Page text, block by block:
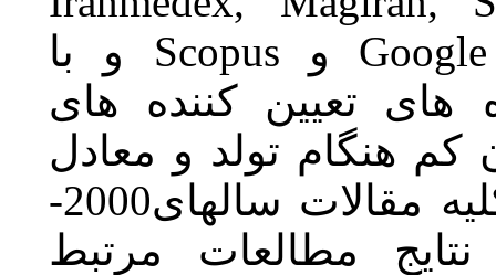
و با
کننده های
و معادل
انگلیسی آنها از بین کلیه مقالات سالهای2000-
مرتبط